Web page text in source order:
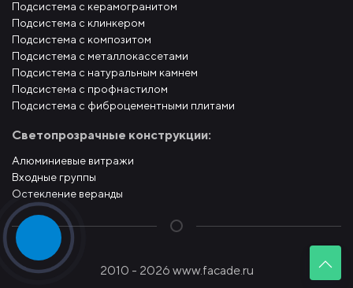
Подсистема с керамогранитом
Подсистема с клинкером
Подсистема с композитом
Подсистема с металлокассетами
Подсистема с натуральным камнем
Подсистема с профнастилом
Подсистема с фиброцементными плитами
Светопрозрачные конструкции:
Алюминиевые витражи
Входные группы
Остекление веранды
2010 - 2026 www.facade.ru